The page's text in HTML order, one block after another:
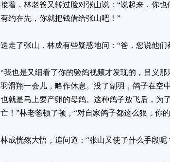
接着，林老爸又转过脸对张山说：“说起来，你
有约在先，你就把钱借给张山吧！”
送走了张山，林成有些疑惑地问：“爸，您说他们
“我也是又细看了你的验鸽视频才发现的，吕义
羽滑翔一会儿，略作休息。没了副羽，鸽子在空
也就是马上要产卵的母鸽。这种鸽子放飞后，为
亡！”林老爸顿了顿，“对自家鸽子都这么狠，你
林成恍然大悟，追问道：“张山又使了什么手段呢